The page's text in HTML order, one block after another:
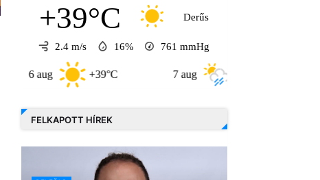
+39°C Derűs
2.4 m/s 16% 761 mmHg
+39°C +32°C
FELKAPOTT HÍREK